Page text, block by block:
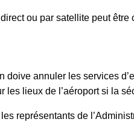
ou par satellite peut
doive annuler les services
les lieux de l’aéroport si la
représentants de